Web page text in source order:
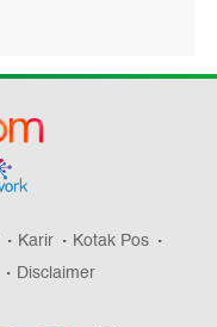
Karir
Kotak Pos
Disclaimer